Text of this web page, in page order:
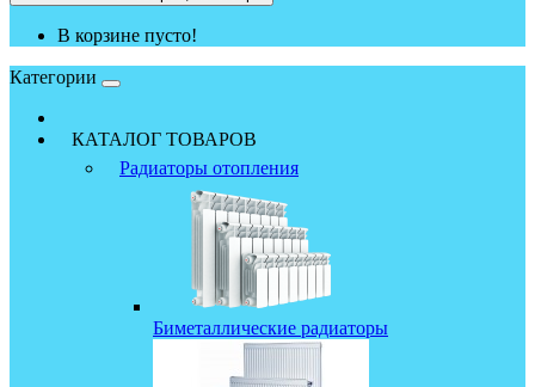
В корзине пусто!
Категории
КАТАЛОГ ТОВАРОВ
Радиаторы отопления
Биметаллические радиаторы